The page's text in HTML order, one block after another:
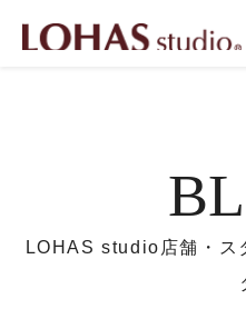
LOHAS studio店舗・